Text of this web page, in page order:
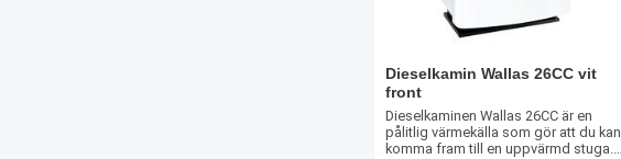
Dieselkamin Wallas 26CC vit
front
Dieselkaminen Wallas 26CC är en
pålitlig värmekälla som gör att du kan
komma fram till en uppvärmd stuga.